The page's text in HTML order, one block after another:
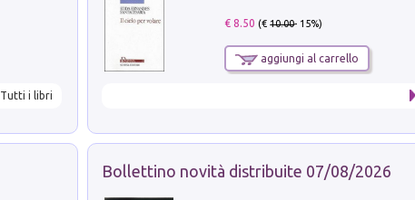
Tutti i libri
€ 8.50 (€10.00- 15%)
aggiungi al carrello
Bollettino novità distribuite 07/08/2026